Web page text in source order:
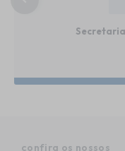
confira os nossos